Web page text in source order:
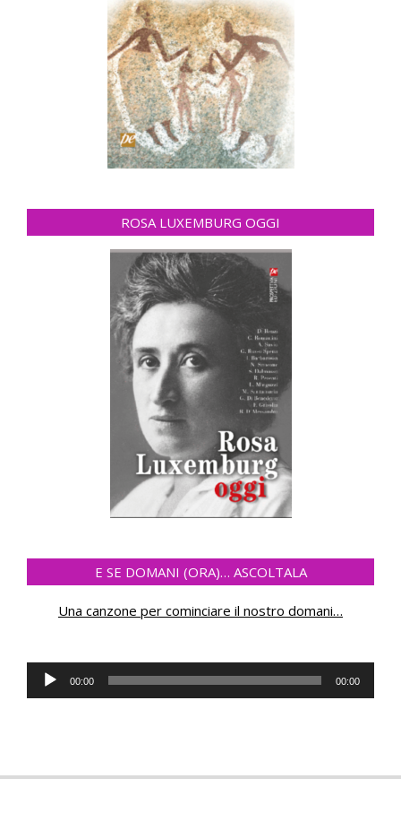
ROSA LUXEMBURG OGGI
E SE DOMANI (ORA)… ASCOLTALA
Una canzone per cominciare il nostro domani…
Audio
Player
00:00 00:00